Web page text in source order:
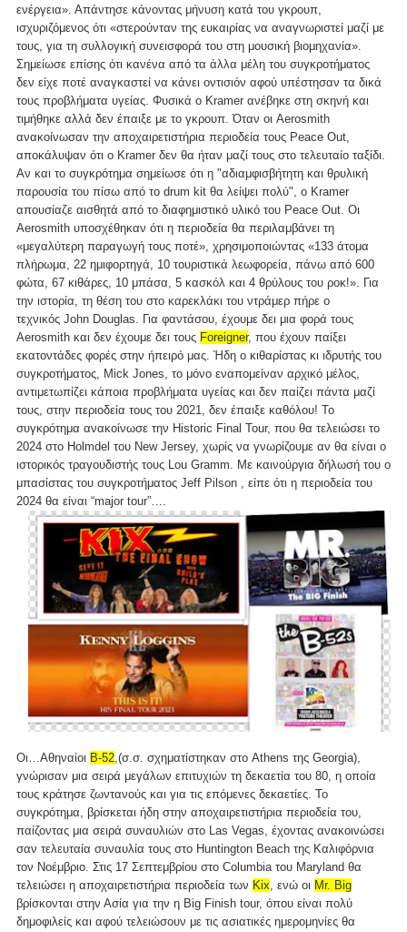
ενέργεια». Απάντησε κάνοντας μήνυση κατά του γκρουπ,
ισχυριζόμενος ότι «στερούνταν της ευκαιρίας να αναγνωριστεί μαζί με
τους, για τη συλλογική συνεισφορά του στη μουσική βιομηχανία».
Σημείωσε επίσης ότι κανένα από τα άλλα μέλη του συγκροτήματος
δεν είχε ποτέ αναγκαστεί να κάνει οντισιόν αφού υπέστησαν τα δικά
τους προβλήματα υγείας. Φυσικά ο Kramer ανέβηκε στη σκηνή και
τιμήθηκε αλλά δεν έπαιξε με το γκρουπ. Όταν οι Aerosmith
ανακοίνωσαν την αποχαιρετιστήρια περιοδεία τους Peace Out,
αποκάλυψαν ότι ο Kramer δεν θα ήταν μαζί τους στο τελευταίο ταξίδι.
Αν και το συγκρότημα σημείωσε ότι η "αδιαμφισβήτητη και θρυλική
παρουσία του πίσω από το drum kit θα λείψει πολύ", ο Kramer
απουσίαζε αισθητά από το διαφημιστικό υλικό του Peace Out. Οι
Aerosmith υποσχέθηκαν ότι η περιοδεία θα περιλαμβάνει τη
«μεγαλύτερη παραγωγή τους ποτέ», χρησιμοποιώντας «133 άτομα
πλήρωμα, 22 ημιφορτηγά, 10 τουριστικά λεωφορεία, πάνω από 600
φώτα, 67 κιθάρες, 10 μπάσα, 5 κασκόλ και 4 θρύλους του ροκ!». Για
την ιστορία, τη θέση του στο καρεκλάκι του ντράμερ πήρε ο
τεχνικός John Douglas. Για φαντάσου, έχουμε δει μια φορά τους
Aerosmith και δεν έχουμε δει τους Foreigner, που έχουν παίξει
εκατοντάδες φορές στην ήπειρό μας. Ήδη ο κιθαρίστας κι ιδρυτής του
συγκροτήματος, Mick Jones, το μόνο εναπομείναν αρχικό μέλος,
αντιμετωπίζει κάποια προβλήματα υγείας και δεν παίζει πάντα μαζί
τους, στην περιοδεία τους του 2021, δεν έπαιξε καθόλου! Το
συγκρότημα ανακοίνωσε την Historic Final Tour, που θα τελειώσει το
2024 στο Holmdel του New Jersey, χωρίς να γνωρίζουμε αν θα είναι ο
ιστορικός τραγουδιστής τους Lou Gramm. Με καινούργια δήλωσή του ο
μπασίστας του συγκροτήματος Jeff Pilson , είπε ότι η περιοδεία του
2024 θα είναι “major tour”….
Οι…Αθηναίοι Β-52,(σ.σ. σχηματίστηκαν στο Athens της Georgia),
γνώρισαν μια σειρά μεγάλων επιτυχιών τη δεκαετία του 80, η οποία
τους κράτησε ζωντανούς και για τις επόμενες δεκαετίες. Το
συγκρότημα, βρίσκεται ήδη στην αποχαιρετιστήρια περιοδεία του,
παίζοντας μια σειρά συναυλιών στο Las Vegas, έχοντας ανακοινώσει
σαν τελευταία συναυλία τους στο Huntington Beach της Καλιφόρνια
τον Νοέμβριο. Στις 17 Σεπτεμβρίου στο Columbia του Maryland θα
τελειώσει η αποχαιρετιστήρια περιοδεία των Kix, ενώ οι Mr. Big
βρίσκονται στην Ασία για την η Big Finish tour, όπου είναι πολύ
δημοφιλείς και αφού τελειώσουν με τις ασιατικές ημερομηνίες θα